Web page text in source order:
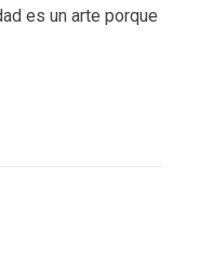
es un arte porque